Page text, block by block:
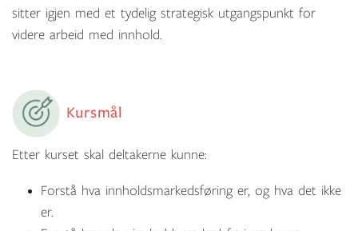
sitter igjen med et tydelig strategisk utgangspunkt for
videre arbeid med innhold.
Kursmål
Etter kurset skal deltakerne kunne:
Forstå hva innholdsmarkedsføring er, og hva det ikke
er.